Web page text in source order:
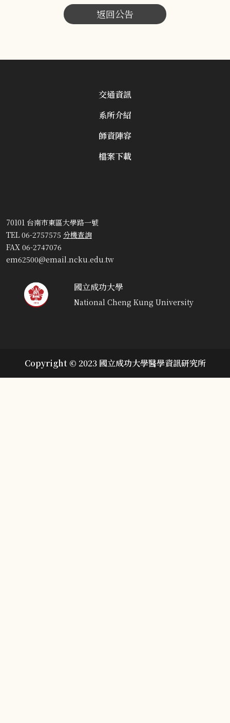
返回公告
交通資訊
系所介紹
師資陣容
檔案下載
70101 台南市東區大學路一號
TEL 06-2757575 分機查詢
FAX 06-2747076
em62500@email.ncku.edu.tw
國立成功大學
National Cheng Kung University
Copyright © 2023 國立成功大學醫學資訊研究所